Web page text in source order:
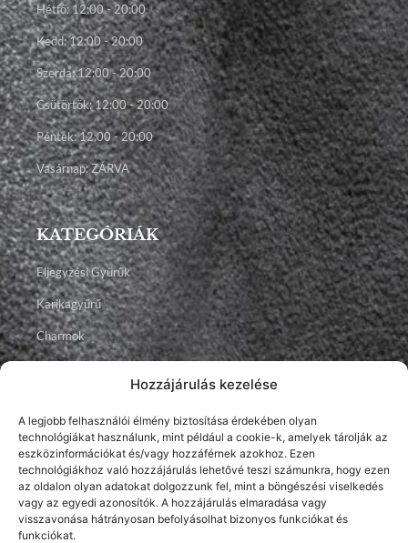
Hozzájárulás kezelése
A legjobb felhasználói élmény biztosítása érdekében olyan
technológiákat használunk, mint például a cookie-k, amelyek tárolják az
eszközinformációkat és/vagy hozzáférnek azokhoz. Ezen
technológiákhoz való hozzájárulás lehetővé teszi számunkra, hogy ezen
az oldalon olyan adatokat dolgozzunk fel, mint a böngészési viselkedés
vagy az egyedi azonosítók. A hozzájárulás elmaradása vagy
visszavonása hátrányosan befolyásolhat bizonyos funkciókat és
funkciókat.
Hétfő: 12:00 - 20:00
Kedd: 12:00 - 20:00
Szerda: 12:00 - 20:00
Csütörtök: 12:00 - 20:00
Péntek: 12:00 - 20:00
Vasárnap: ZÁRVA
KATEGÓRIÁK
Eljegyzési Gyűrűk
Karikagyűrű
Charmok
FacebookInstagramYoutube